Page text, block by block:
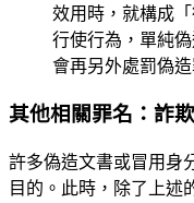
效用時，就構成
行使行為，單純
會再另外處罰偽造
其他相關罪名：詐
許多偽造文書或冒用身
目的。此時，除了上述